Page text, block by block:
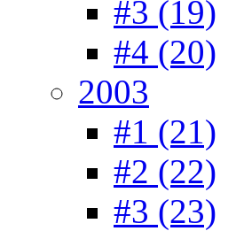
#3 (19)
#4 (20)
2003
#1 (21)
#2 (22)
#3 (23)